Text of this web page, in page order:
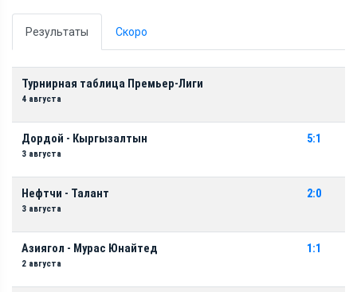
Результаты Скоро
Турнирная таблица Премьер-Лиги
4 августа
Дордой - Кыргызалтын
3 августа
5:1
Нефтчи - Талант
3 августа
2:0
Азиягол - Мурас Юнайтед
2 августа
1:1